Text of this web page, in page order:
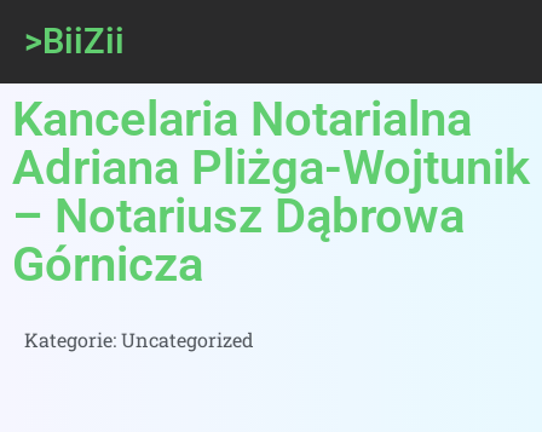
>BiiZii
Kancelaria Notarialna
Adriana Pliżga-Wojtunik
– Notariusz Dąbrowa
Górnicza
Kategorie:Uncategorized